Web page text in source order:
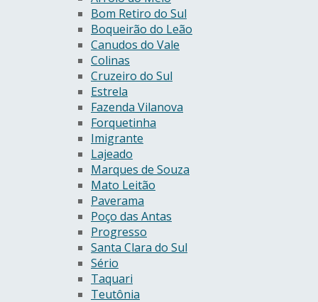
Bom Retiro do Sul
Boqueirão do Leão
Canudos do Vale
Colinas
Cruzeiro do Sul
Estrela
Fazenda Vilanova
Forquetinha
Imigrante
Lajeado
Marques de Souza
Mato Leitão
Paverama
Poço das Antas
Progresso
Santa Clara do Sul
Sério
Taquari
Teutônia